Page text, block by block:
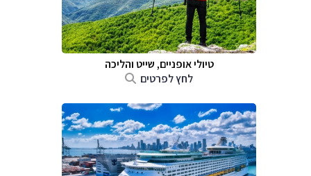
טיולי אופניים, שייט והליכה
לחץ לפרטים